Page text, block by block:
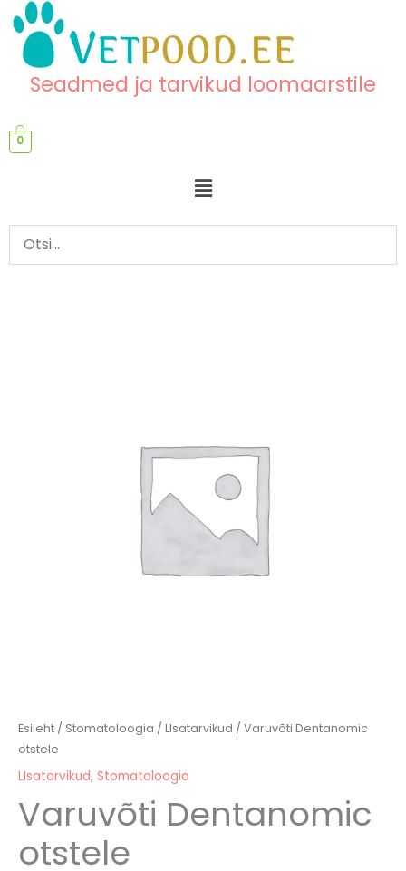
content
content
Seadmed ja tarvikud loomaarstile
0
Menu
Esileht / Stomatoloogia / LIsatarvikud / Varuvõti Dentanomic
otstele
LIsatarvikud, Stomatoloogia
Varuvõti Dentanomic
otstele